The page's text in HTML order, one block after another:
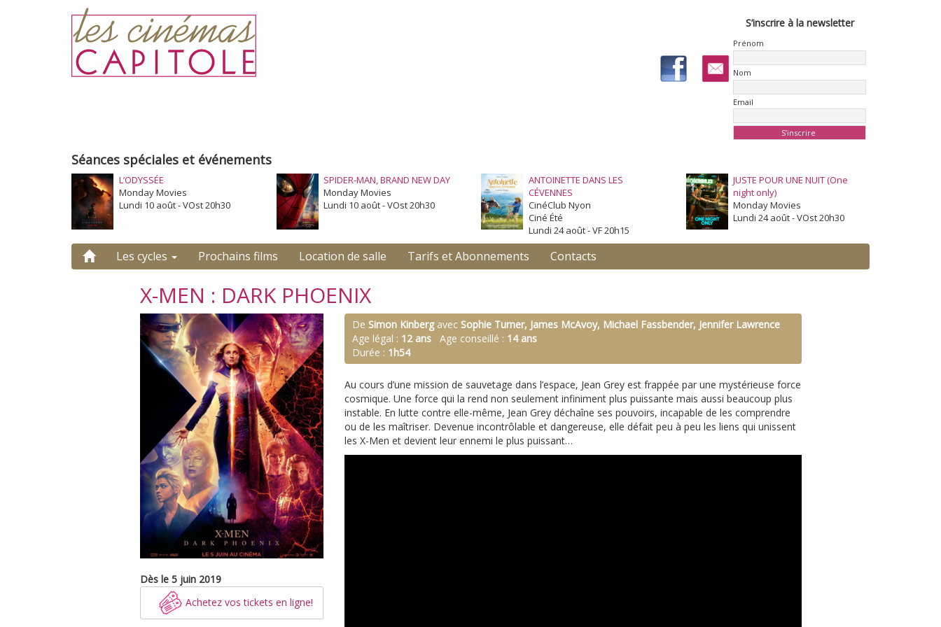
S’inscrire à la newsletter
Prénom
Nom
Email
Séances spéciales et événements
L’ODYSSÉE
Monday Movies
Lundi 10 août - VOst 20h30
SPIDER-MAN, BRAND NEW DAY
Monday Movies
Lundi 10 août - VOst 20h30
ANTOINETTE DANS LES
CÉVENNES
CinéClub Nyon
Ciné Été
Lundi 24 août - VF 20h15
JUSTE POUR UNE NUIT (One
night only)
Monday Movies
Lundi 24 août - VOst 20h30
Les cycles Prochains films Location de salle Tarifs et Abonnements Contacts
X-MEN : DARK PHOENIX
Dès le 5 juin 2019
Achetez vos tickets en ligne!
De Simon Kinbergavec Sophie Turner, James McAvoy, Michael Fassbender, Jennifer Lawrence
Age légal : 12 ans Age conseillé : 14 ans
Durée : 1h54
Au cours d’une mission de sauvetage dans l’espace, Jean Grey est frappée par une mystérieuse force
cosmique. Une force qui la rend non seulement infiniment plus puissante mais aussi beaucoup plus
instable. En lutte contre elle-même, Jean Grey déchaîne ses pouvoirs, incapable de les comprendre
ou de les maîtriser. Devenue incontrôlable et dangereuse, elle défait peu à peu les liens qui unissent
les X-Men et devient leur ennemi le plus puissant…